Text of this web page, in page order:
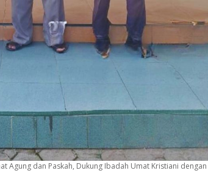
Agung dan Paskah, Dukung Ibadah Umat Kristiani dengan